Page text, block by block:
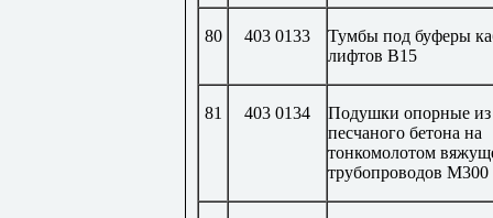
80 403 0133
Тумбы под буферы
лифтов В15
81 403 0134
Подушки опорные из
песчаного бетона на
тонкомолотом
трубопроводов М300